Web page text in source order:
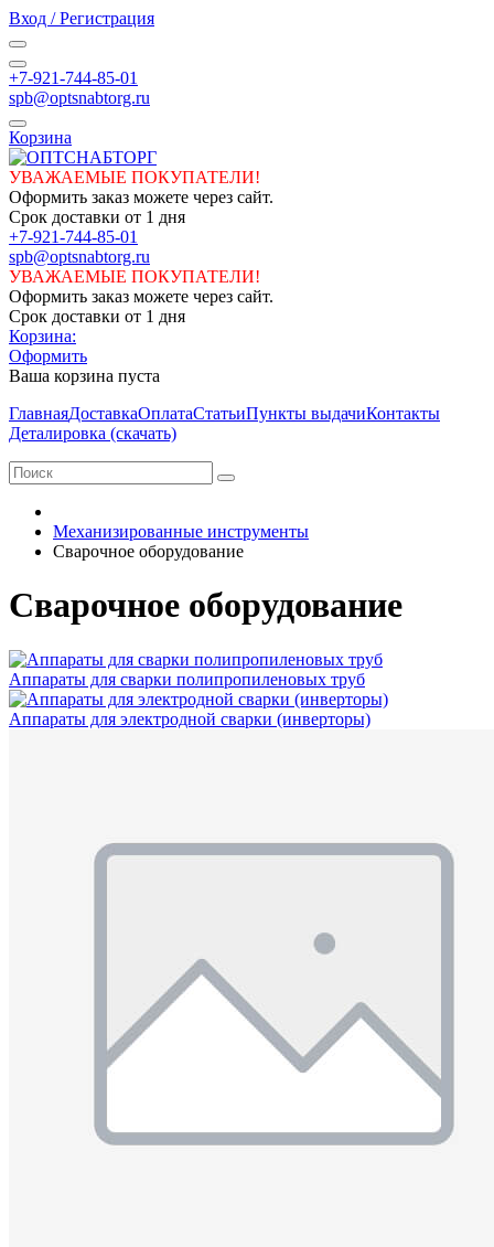
Вход / Регистрация
+7-921-744-85-01
spb@optsnabtorg.ru
Корзина
УВАЖАЕМЫЕ ПОКУПАТЕЛИ!
Оформить заказ можете через сайт.
Срок доставки от 1 дня
+7-921-744-85-01
spb@optsnabtorg.ru
УВАЖАЕМЫЕ ПОКУПАТЕЛИ!
Оформить заказ можете через сайт.
Срок доставки от 1 дня
Корзина:
Оформить
Ваша корзина пуста
ГлавнаяДоставкаОплатаСтатьиПункты выдачиКонтакты
Деталировка (скачать)
Механизированные инструменты
Сварочное оборудование
Сварочное оборудование
Аппараты для сварки полипропиленовых труб
Аппараты для электродной сварки (инверторы)